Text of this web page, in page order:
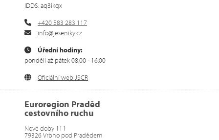
IDDS: aq3ikqx
+420 583 283 117
info@jeseniky.cz
Úřední hodiny:
pondělí až pátek 08:00 - 16:00
Oficiální web JSCR
Euroregion Praděd
cestovního ruchu
Nové doby 111
79326 Vrbno pod Pradědem